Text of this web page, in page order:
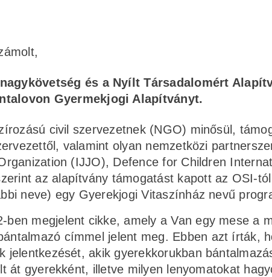
és a Nyílt Társadalomért
Gyermekjogi Alapítványt.
civil szervezetnek (NGO) minősül,
valamint olyan nemzetközi
(IJJO), Defence for Children
az alapítvány támogatást kapott az OSI-
neve) egy Gyerekjogi Vitaszínház nevű
ben megjelent cikke, amely a Van egy mese a
címmel jelent meg. Ebben azt írták,
jelentkezését, akik gyerekkorukban
át gyerekként, illetve milyen lenyomatokat